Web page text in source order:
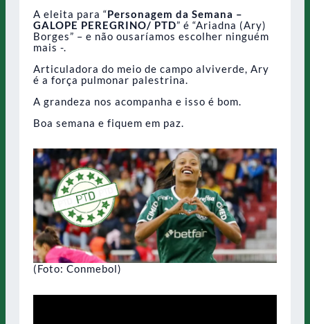
A eleita para “Personagem da Semana –
GALOPE PEREGRINO/ PTD” é “Ariadna (Ary)
Borges” – e não ousaríamos escolher ninguém
mais -.
Articuladora do meio de campo alviverde, Ary
é a força pulmonar palestrina.
A grandeza nos acompanha e isso é bom.
Boa semana e fiquem em paz.
(Foto: Conmebol)